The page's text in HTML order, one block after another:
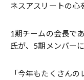
ネスアスリートの心
1期チームの会長で
氏が、5期メンバー
「今年もたくさん